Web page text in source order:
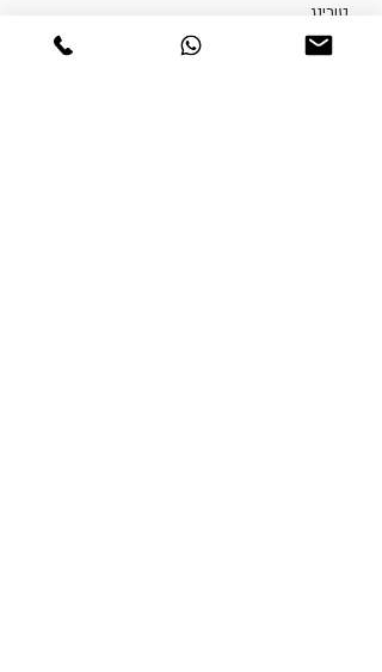
טורינג
טיולי אופניים בשטח
טיולי אופניים בכביש